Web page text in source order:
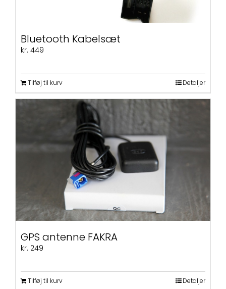
Bluetooth Kabelsæt
kr. 449
Tilføj til kurv Detaljer
GPS antenne FAKRA
kr. 249
Tilføj til kurv Detaljer